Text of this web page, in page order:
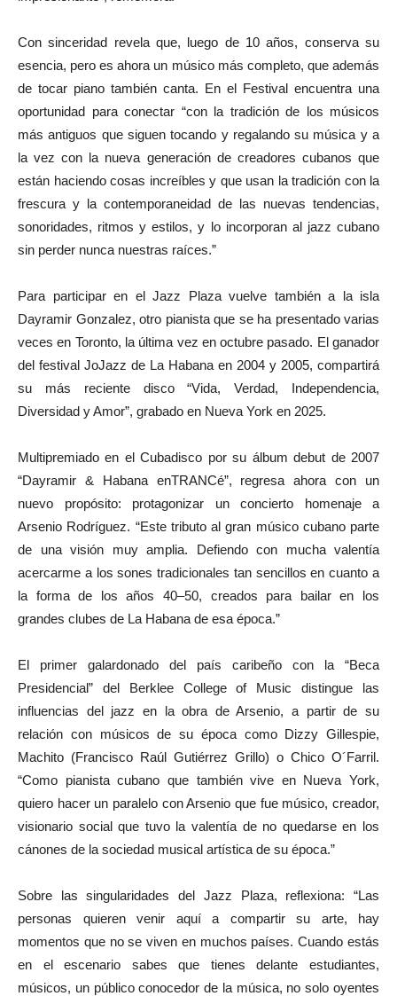
Con sinceridad revela que, luego de 10 años, conserva su
esencia, pero es ahora un músico más completo, que además
de tocar piano también canta. En el Festival encuentra una
oportunidad para conectar “con la tradición de los músicos
más antiguos que siguen tocando y regalando su música y a
la vez con la nueva generación de creadores cubanos que
están haciendo cosas increíbles y que usan la tradición con la
frescura y la contemporaneidad de las nuevas tendencias,
sonoridades, ritmos y estilos, y lo incorporan al jazz cubano
sin perder nunca nuestras raíces.”
Para participar en el Jazz Plaza vuelve también a la isla
Dayramir Gonzalez, otro pianista que se ha presentado varias
veces en Toronto, la última vez en octubre pasado. El ganador
del festival JoJazz de La Habana en 2004 y 2005, compartirá
su más reciente disco “Vida, Verdad, Independencia,
Diversidad y Amor”, grabado en Nueva York en 2025.
Multipremiado en el Cubadisco por su álbum debut de 2007
“Dayramir & Habana enTRANCé”, regresa ahora con un
nuevo propósito: protagonizar un concierto homenaje a
Arsenio Rodríguez. “Este tributo al gran músico cubano parte
de una visión muy amplia. Defiendo con mucha valentía
acercarme a los sones tradicionales tan sencillos en cuanto a
la forma de los años 40–50, creados para bailar en los
grandes clubes de La Habana de esa época.”
El primer galardonado del país caribeño con la “Beca
Presidencial” del Berklee College of Music distingue las
influencias del jazz en la obra de Arsenio, a partir de su
relación con músicos de su época como Dizzy Gillespie,
Machito (Francisco Raúl Gutiérrez Grillo) o Chico O´Farril.
“Como pianista cubano que también vive en Nueva York,
quiero hacer un paralelo con Arsenio que fue músico, creador,
visionario social que tuvo la valentía de no quedarse en los
cánones de la sociedad musical artística de su época.”
Sobre las singularidades del Jazz Plaza, reflexiona: “Las
personas quieren venir aquí a compartir su arte, hay
momentos que no se viven en muchos países. Cuando estás
en el escenario sabes que tienes delante estudiantes,
músicos, un público conocedor de la música, no solo oyentes